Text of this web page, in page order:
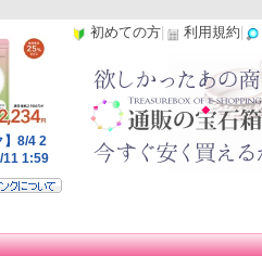
初めての方 利用規約